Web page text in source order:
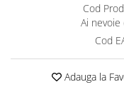
Cod
Ai nevoie
Cod
Adauga la